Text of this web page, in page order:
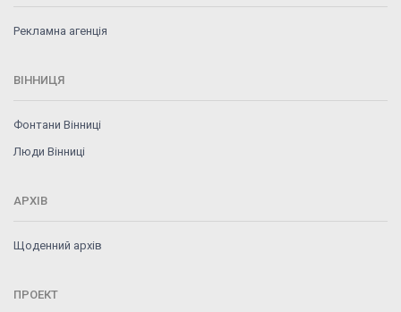
Рекламна агенція
ВІННИЦЯ
Фонтани Вінниці
Люди Вінниці
АРХІВ
Щоденний архів
ПРОЕКТ